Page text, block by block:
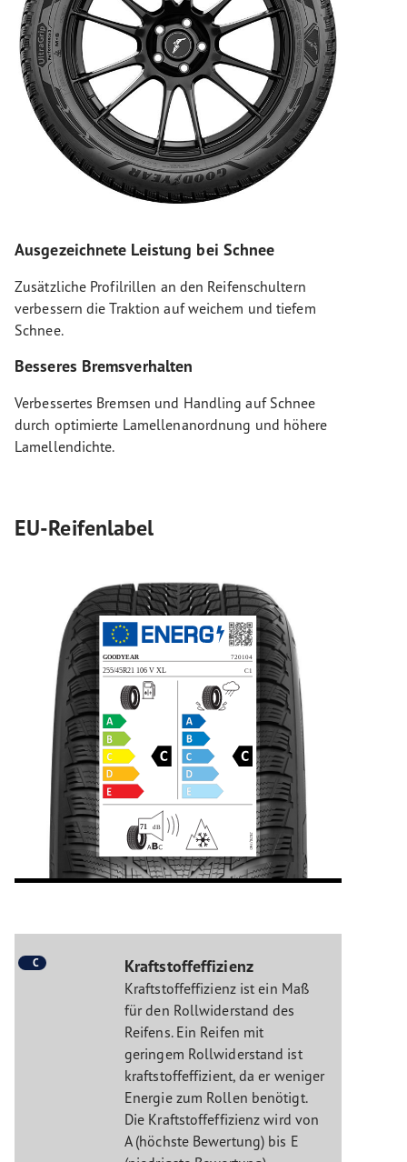
Ausgezeichnete Leistung bei Schnee
Zusätzliche Profilrillen an den Reifenschultern
verbessern die Traktion auf weichem und tiefem
Schnee.
Besseres Bremsverhalten
Verbessertes Bremsen und Handling auf Schnee
durch optimierte Lamellenanordnung und höhere
Lamellendichte.
EU-Reifenlabel
C Kraftstoffeffizienz
Kraftstoffeffizienz ist ein Maß
für den Rollwiderstand des
Reifens. Ein Reifen mit
geringem Rollwiderstand ist
kraftstoffeffizient, da er weniger
Energie zum Rollen benötigt.
Die Kraftstoffeffizienz wird von
A (höchste Bewertung) bis E